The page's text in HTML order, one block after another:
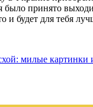
было принято
и будет для тебя
милые